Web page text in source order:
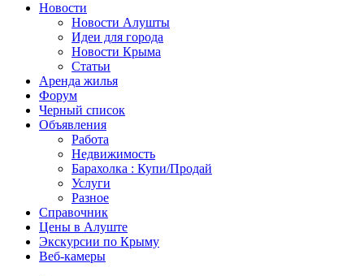
Новости
Новости Алушты
Идеи для города
Новости Крыма
Статьи
Аренда жилья
Форум
Черный список
Объявления
Работа
Недвижимость
Барахолка : Купи/Продай
Услуги
Разное
Справочник
Цены в Алуште
Экскурсии по Крыму
Веб-камеры